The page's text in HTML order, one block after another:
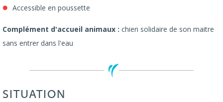
Accessible en poussette
Complément d'accueil animaux : chien solidaire de son maitre
sans entrer dans l'eau
SITUATION